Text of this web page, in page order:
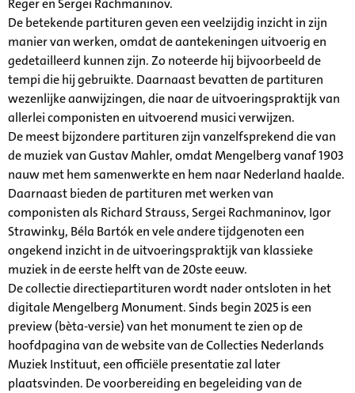
Reger en Sergei Rachmaninov.
De betekende partituren geven een veelzijdig inzicht in zijn
manier van werken, omdat de aantekeningen uitvoerig en
gedetailleerd kunnen zijn. Zo noteerde hij bijvoorbeeld de
tempi die hij gebruikte. Daarnaast bevatten de partituren
wezenlijke aanwijzingen, die naar de uitvoeringspraktijk van
allerlei componisten en uitvoerend musici verwijzen.
De meest bijzondere partituren zijn vanzelfsprekend die van
de muziek van Gustav Mahler, omdat Mengelberg vanaf 1903
nauw met hem samenwerkte en hem naar Nederland haalde.
Daarnaast bieden de partituren met werken van
componisten als Richard Strauss, Sergei Rachmaninov, Igor
Strawinky, Béla Bartók en vele andere tijdgenoten een
ongekend inzicht in de uitvoeringspraktijk van klassieke
muziek in de eerste helft van de 20ste eeuw.
De collectie directiepartituren wordt nader ontsloten in het
digitale Mengelberg Monument. Sinds begin 2025 is een
preview (bèta-versie) van het monument te zien op de
hoofdpagina van de website van de Collecties Nederlands
Muziek Instituut, een officiële presentatie zal later
plaatsvinden. De voorbereiding en begeleiding van de